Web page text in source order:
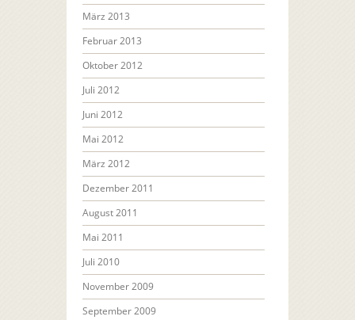
März 2013
Februar 2013
Oktober 2012
Juli 2012
Juni 2012
Mai 2012
März 2012
Dezember 2011
August 2011
Mai 2011
Juli 2010
November 2009
September 2009